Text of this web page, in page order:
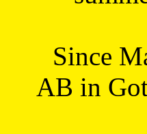
Since
AB in